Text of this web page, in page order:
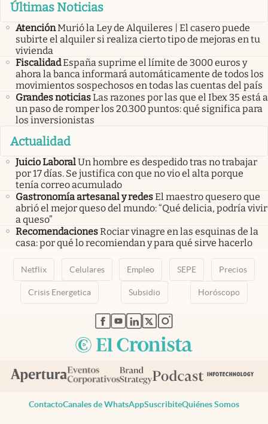
Últimas Noticias
AtenciónMurió la Ley de Alquileres | El casero puede
subirte el alquiler si realiza cierto tipo de mejoras en tu
vivienda
FiscalidadEspaña suprime el límite de 3000 euros y
ahora la banca informará automáticamente de todos los
movimientos sospechosos en todas las cuentas del país
Grandes noticiasLas razones por las que el Ibex 35 está a
un paso de romper los 20.300 puntos: qué significa para
los inversionistas
Actualidad
Juicio LaboralUn hombre es despedido tras no trabajar
por 17 días. Se justifica con que no vio el alta porque
tenía correo acumulado
Gastronomía artesanal y redesEl maestro quesero que
abrió el mejor queso del mundo: “Qué delicia, podría vivir
a queso”
RecomendacionesRociar vinagre en las esquinas de la
casa: por qué lo recomiendan y para qué sirve hacerlo
Netflix Celulares Empleo SEPE Precios
Crisis Energetica Subsidio Horóscopo
abre en nueva pestaña
abre en nueva pestaña
abre en nueva pestaña
abre en nueva pestaña
abre en nueva pestaña
ContactoCanales de WhatsAppSuscribiteQuiénes Somos